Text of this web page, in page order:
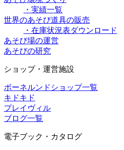
・実績一覧
世界のあそび道具の販売
・在庫状況表ダウンロード
あそび場の運営
あそびの研究
ショップ・運営施設
ボーネルンドショップ一覧
キドキド
プレイヴィル
ブログ一覧
電子ブック・カタログ